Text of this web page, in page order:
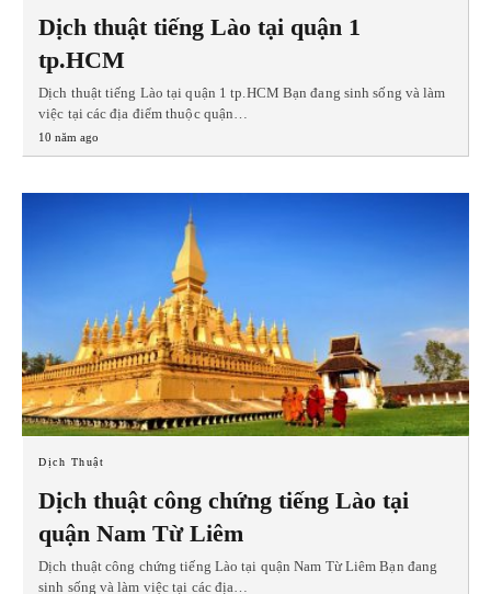
Dịch thuật tiếng Lào tại quận 1
tp.HCM
Dịch thuật tiếng Lào tại quận 1 tp.HCM Bạn đang sinh sống và làm
việc tại các địa điểm thuộc quận…
10 năm ago
Dịch Thuật
Dịch thuật công chứng tiếng Lào tại
quận Nam Từ Liêm
Dịch thuật công chứng tiếng Lào tại quận Nam Từ Liêm Bạn đang
sinh sống và làm việc tại các địa…